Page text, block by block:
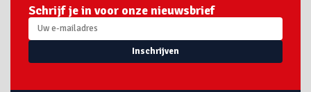
Schrijf je in voor onze nieuwsbrief
Inschrijven